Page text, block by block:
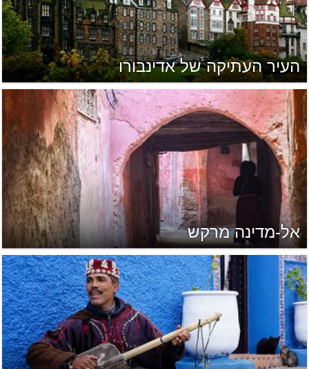
העיר העתיקה של אדינבורו
אל-מדינה מרקש